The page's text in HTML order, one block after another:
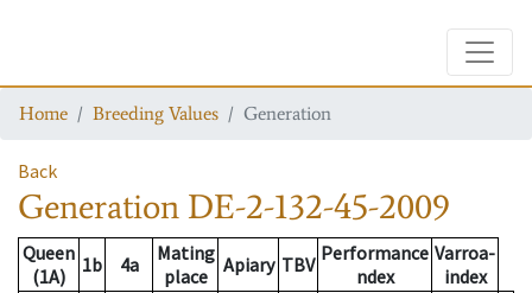
Home Breeding Values Generation
Back
Generation DE-2-132-45-2009
Queen
(1A)
1b 4a
Mating
place
Apiary TBV Performance
ndex
Varroa-
index